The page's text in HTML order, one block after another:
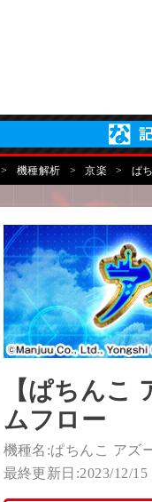
> 機種解析 > 京楽 > ぱ
【ぱちんこ
ムフロー
機種名:ぱちんこ アズ
最終更新日:2023/12/15